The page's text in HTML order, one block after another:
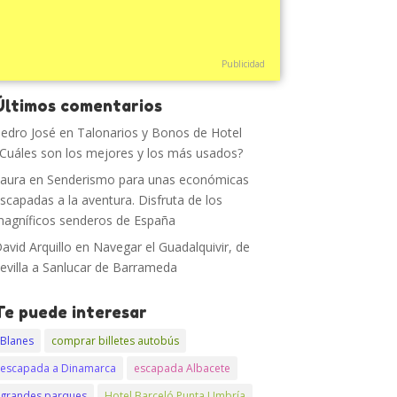
Publicidad
comentarios
José en Talonarios y Bonos de Hotel
son los mejores y los más usados?
en Senderismo para unas económicas
a la aventura. Disfruta de los
senderos de España
Arquillo en Navegar el Guadalquivir, de
a Sanlucar de Barrameda
puede interesar
Blanes
comprar billetes autobús
escapada a Dinamarca
escapada Albacete